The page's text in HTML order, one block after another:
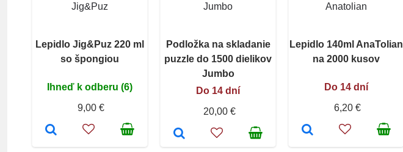
Jig&Puz
Lepidlo Jig&Puz 220 ml
so špongiou
Ihneď k odberu (6)
9,00 €
Jumbo
Podložka na skladanie
puzzle do 1500 dielikov
Jumbo
Do 14 dní
20,00 €
Anatolian
Lepidlo 140ml AnaTolian
na 2000 kusov
Do 14 dní
6,20 €